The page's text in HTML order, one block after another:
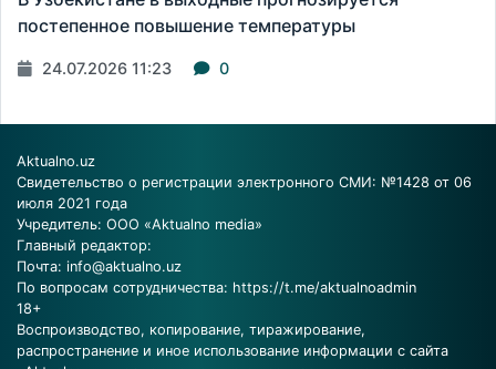
постепенное повышение температуры
24.07.2026 11:23 0
Aktualno.uz
Свидетельство о регистрации электронного СМИ: №1428 от 06
июля 2021 года
Учредитель: ООО «Aktualno media»
Главный редактор:
Почта: info@aktualno.uz
По вопросам сотрудничества: https://t.me/aktualnoadmin
18+
Воспроизводство, копирование, тиражирование,
распространение и иное использование информации с сайта